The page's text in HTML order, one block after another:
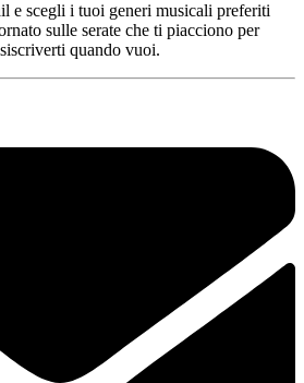
e scegli i tuoi generi musicali preferiti
sulle serate che ti piacciono per
quando vuoi.